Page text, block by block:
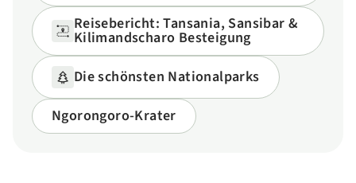
Reisebericht: Tansania, Sansibar &
Kilimandscharo Besteigung
Die schönsten Nationalparks
Ngorongoro-Krater